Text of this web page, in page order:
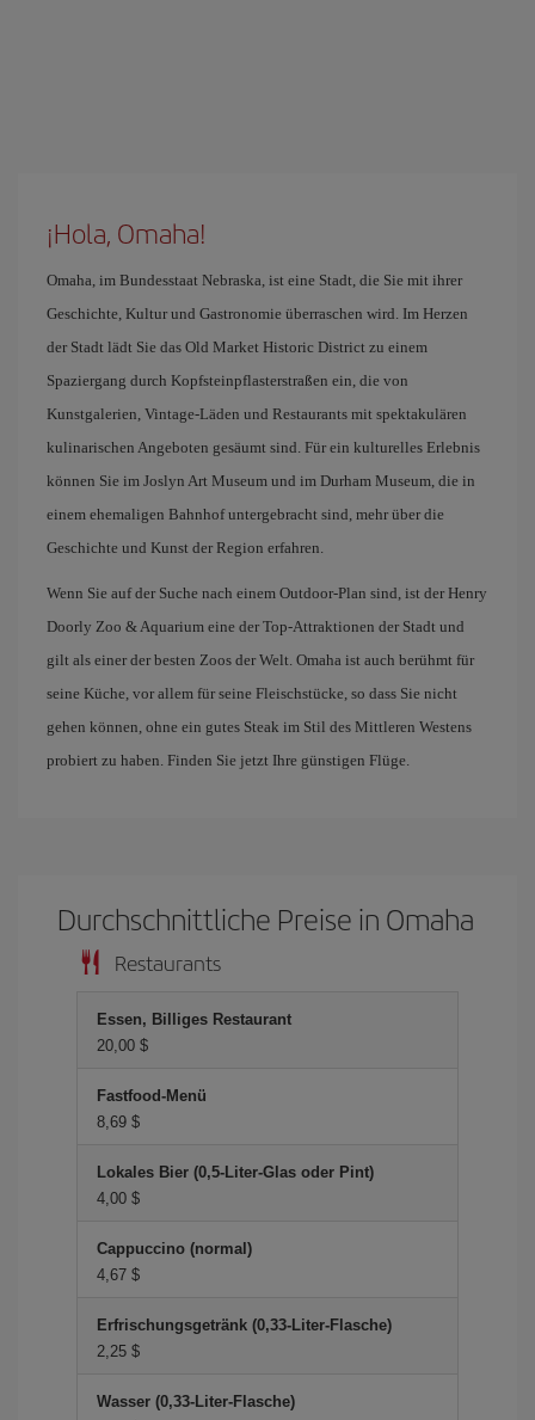
¡Hola, Omaha!
Omaha, im Bundesstaat Nebraska, ist eine Stadt, die Sie mit ihrer
Geschichte, Kultur und Gastronomie überraschen wird. Im Herzen
der Stadt lädt Sie das Old Market Historic District zu einem
Spaziergang durch Kopfsteinpflasterstraßen ein, die von
Kunstgalerien, Vintage-Läden und Restaurants mit spektakulären
kulinarischen Angeboten gesäumt sind. Für ein kulturelles Erlebnis
können Sie im Joslyn Art Museum und im Durham Museum, die in
einem ehemaligen Bahnhof untergebracht sind, mehr über die
Geschichte und Kunst der Region erfahren.
Wenn Sie auf der Suche nach einem Outdoor-Plan sind, ist der Henry
Doorly Zoo & Aquarium eine der Top-Attraktionen der Stadt und
gilt als einer der besten Zoos der Welt. Omaha ist auch berühmt für
seine Küche, vor allem für seine Fleischstücke, so dass Sie nicht
gehen können, ohne ein gutes Steak im Stil des Mittleren Westens
probiert zu haben. Finden Sie jetzt Ihre günstigen Flüge.
Durchschnittliche Preise in Omaha
Restaurants
Essen, Billiges Restaurant
20,00 $
Fastfood-Menü
8,69 $
Lokales Bier (0,5-Liter-Glas oder Pint)
4,00 $
Cappuccino (normal)
4,67 $
Erfrischungsgetränk (0,33-Liter-Flasche)
2,25 $
Wasser (0,33-Liter-Flasche)